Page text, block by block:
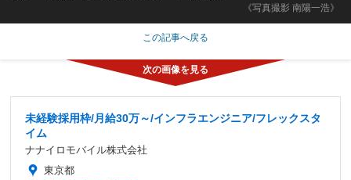
《写真撮影 南陽一浩》
この記事へ戻る
未経験採用枠/月給30万～/インフラエンジニア/フレックスタ
イム
ナナイロモバイル株式会社
東京都